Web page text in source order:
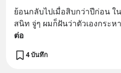
ย้อนกลับไปเมื่อสิบกว่าปีก่อน
สนิท จู่ๆ ผมก็ฝันว่าตัวเองกระห
ต่อ
4 บันทึก